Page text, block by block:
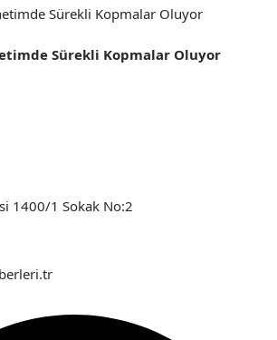
Sürekli Kopmalar Oluyor
1400/1 Sokak No:2